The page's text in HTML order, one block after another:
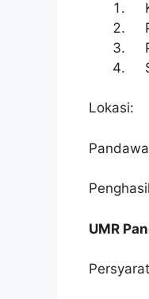
Lokasi:
UMR